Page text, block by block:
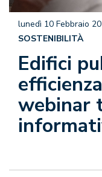
Edifici
webinar
lunedì 10 Febbraio
SOSTENIBILITÀ